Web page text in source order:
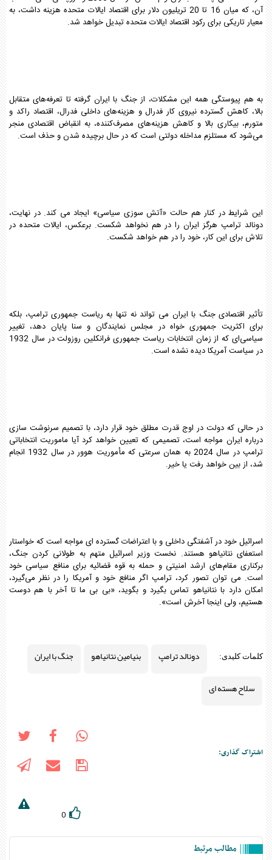
آن، که میان 16 تا 20 تریلیون دلار برای اقتصاد ایالات متحده هزینه داشت، به
معیار تاریکی برای رکود اقتصاد ایالات متحده تبدیل خواهد شد.
به هم پیوستگی همه این مشکلات، از جنگ با ایران گرفته تا تعرفه‌های متقابل
بالا، کاهش گسترده نیروی کار فدرال و هزینه‌های داخلی فدرال، اقتصاد راکد و
متورم، بیکاری بالا و کاهش هزینه‌های مصرف‌کننده، به انقباض اقتصادی منجر
می‌شود که مستلزم مداخله دولتی است که در حال برچیده شدن و حذف است.
این شرایط در کنار هم حالت «آتش سوزی سیاسی» ایجاد می کند. در نهایت،
دونالد ترامپ هرگز ایران را در هم نخواهد شکست. برعکس، ایالات متحده در
تلاش برای این کار، خود را در هم خواهد شکست.
تأثیر اقتصادی جنگ با ایران می تواند نه تنها به ریاست جمهوری ترامپ، بلکه
برای اکثریت جمهوری خواه در مجلس نمایندگان و سنا پایان دهد، تغییر
سیاسی‌ای که از زمان انتخابات ریاست جمهوری فرانکلین روزولت در سال 1932
در سیاست آمریکا دیده نشده است.
در حالی که دولت در اوج قدرت مطلق خود قرار دارد، با تصمیم سرنوشت سازی
درباره ایران مواجه است، تصمیمی که تعیین خواهد کرد آیا ماموریت انتخاباتی
ترامپ در سال 2024 به همان سرعتی که مأموریت هوور در سال 1932 انجام
شد، از بین خواهد رفت یا خیر.
اسرائیل خود در آشفتگی داخلی و با اعتراضات گسترده ای مواجه است که خواستار
استعفای نتانیاهو هستند. نخست وزیر اسرائیل متهم به طولانی کردن جنگ،
برکناری مقام‌های ارشد امنیتی و حمله به قوه قضائیه برای منافع سیاسی خود
است. می توان تصور کرد، ترامپ اگر منافع خود و آمریکا را در نظر می‌گیرد،
امکان دارد با نتانیاهو تماس بگیرد و بگوید، «بی بی ما تا آخر با هم دوست
هستیم، ولی اینجا آخرش است».
کلمات کلیدی: دونالد ترامپ بنیامین نتانیاهو
جنگ با ایران
سلاح هسته ای
اشتراک گذاری:
0
مطالب مرتبط